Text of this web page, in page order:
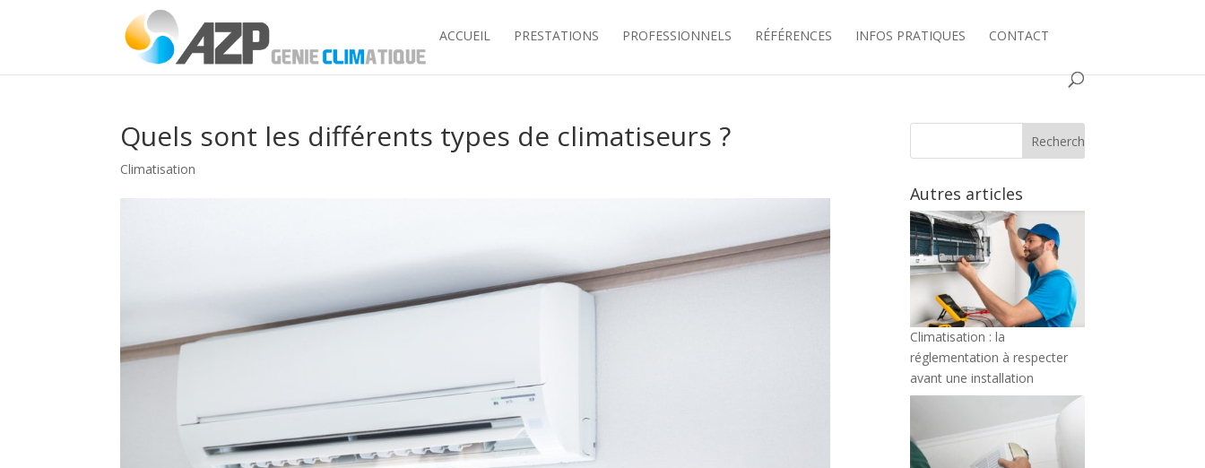
ACCUEIL PRESTATIONS PROFESSIONNELS RÉFÉRENCES INFOS PRATIQUES CONTACT
Quels sont les différents types de climatiseurs ?
Climatisation
Autres articles
Climatisation : la
réglementation à respecter
avant une installation